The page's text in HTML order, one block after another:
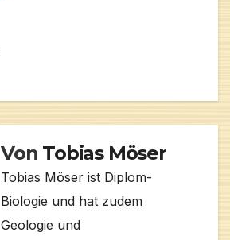
Von Tobias Möser
Tobias Möser ist Diplom-
Biologie und hat zudem
Geologie und